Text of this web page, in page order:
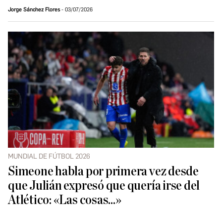
Jorge Sánchez Flores 03/07/2026
MUNDIAL DE FÚTBOL 2026
Simeone habla por primera vez desde
que Julián expresó que quería irse del
Atlético: «Las cosas...»